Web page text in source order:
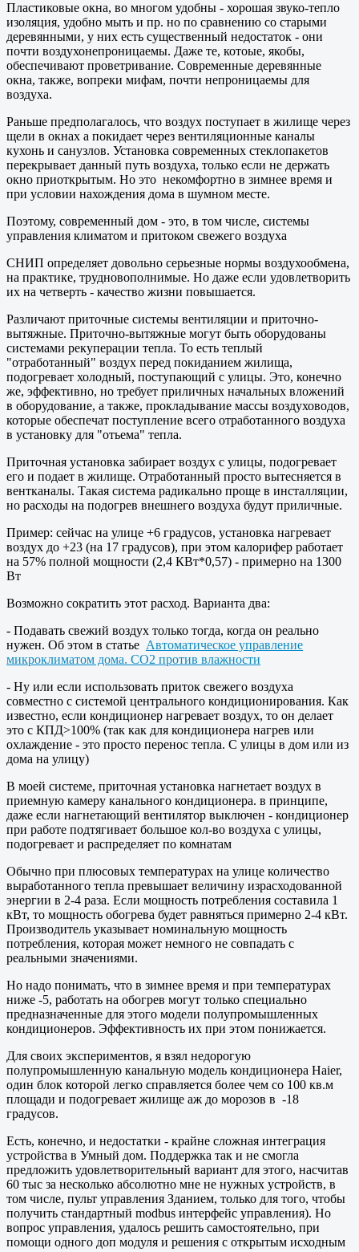
Пластиковые окна, во многом удобны - хорошая звуко-тепло
изоляция, удобно мыть и пр. но по сравнению со старыми
деревянными, у них есть существенный недостаток - они
почти воздухонепроницаемы. Даже те, котоые, якобы,
обеспечивают проветривание. Современные деревянные
окна, также, вопреки мифам, почти непроницаемы для
воздуха.
Раньше предполагалось, что воздух поступает в жилище через
щели в окнах а покидает через вентиляционные каналы
кухонь и санузлов. Установка современных стеклопакетов
перекрывает данный путь воздуха, только если не держать
окно приоткрытым. Но это некомфортно в зимнее время и
при условии нахождения дома в шумном месте.
Поэтому, современный дом - это, в том числе, системы
управления климатом и притоком свежего воздуха
СНИП определяет довольно серьезные нормы воздухообмена,
на практике, трудновополнимые. Но даже если удовлетворить
их на четверть - качество жизни повышается.
Различают приточные системы вентиляции и приточно-
вытяжные. Приточно-вытяжные могут быть оборудованы
системами рекуперации тепла. То есть теплый
"отработанный" воздух перед покиданием жилища,
подогревает холодный, поступающий с улицы. Это, конечно
же, эффективно, но требует приличных начальных вложений
в оборудование, а также, прокладывание массы воздуховодов,
которые обеспечат поступление всего отработанного воздуха
в установку для "отьема" тепла.
Приточная установка забирает воздух с улицы, подогревает
его и подает в жилище. Отработанный просто вытесняется в
вентканалы. Такая система радикально проще в инсталляции,
но расходы на подогрев внешнего воздуха будут приличные.
Пример: сейчас на улице +6 градусов, установка нагревает
воздух до +23 (на 17 градусов), при этом калорифер работает
на 57% полной мощности (2,4 КВт*0,57) - примерно на 1300
Вт
Возможно сократить этот расход. Варианта два:
- Подавать свежий воздух только тогда, когда он реально
нужен. Об этом в статье Автоматическое управление
микроклиматом дома. CO2 против влажности
- Ну или если использовать приток свежего воздуха
совместно с системой центрального кондиционирования. Как
известно, если кондиционер нагревает воздух, то он делает
это с КПД>100% (так как для кондиционера нагрев или
охлаждение - это просто перенос тепла. С улицы в дом или из
дома на улицу)
В моей системе, приточная установка нагнетает воздух в
приемную камеру канального кондиционера. в принципе,
даже если нагнетающий вентилятор выключен - кондиционер
при работе подтягивает большое кол-во воздуха с улицы,
подогревает и распределяет по комнатам
Обычно при плюсовых температурах на улице количество
выработанного тепла превышает величину израсходованной
энергии в 2-4 раза. Если мощность потребления составила 1
кВт, то мощность обогрева будет равняться примерно 2-4 кВт.
Производитель указывает номинальную мощность
потребления, которая может немного не совпадать с
реальными значениями.
Но надо понимать, что в зимнее время и при температурах
ниже -5, работать на обогрев могут только специально
предназначенные для этого модели полупромышленных
кондиционеров. Эффективность их при этом понижается.
Для своих экспериментов, я взял недорогую
полупромышленную канальную модель кондиционера Haier,
один блок которой легко справляется более чем со 100 кв.м
площади и подогревает жилище аж до морозов в -18
градусов.
Есть, конечно, и недостатки - крайне сложная интеграция
устройства в Умный дом. Поддержка так и не смогла
предложить удовлетворительный вариант для этого, насчитав
60 тыс за несколько абсолютно мне не нужных устройств, в
том числе, пульт управления Зданием, только для того, чтобы
получить стандартный modbus интерфейс управления). Но
вопрос управления, удалось решить самостоятельно, при
помощи одного доп модуля и решения с открытым исходным